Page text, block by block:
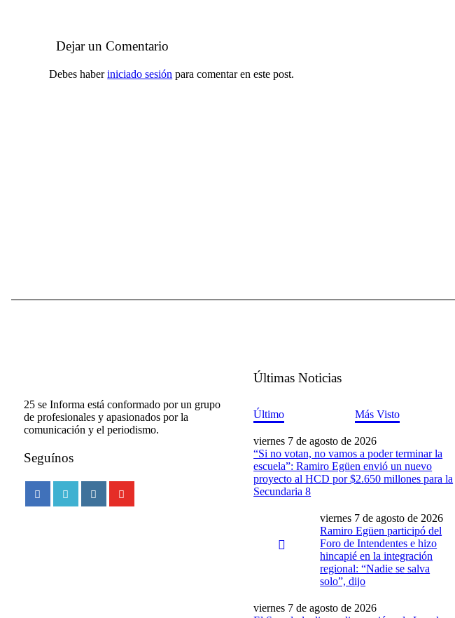
Dejar un Comentario
Debes haberiniciado sesión para comentar en este post.
25 se Informa está conformado por un grupo
de profesionales y apasionados por la
comunicación y el periodismo.
Seguínos
Últimas Noticias
Último Más Visto
viernes 7 de agosto de 2026
“Si no votan, no vamos a poder terminar la
escuela”: Ramiro Egüen envió un nuevo
proyecto al HCD por $2.650 millones para la
Secundaria 8
viernes 7 de agosto de 2026
Ramiro Egüen participó del
Foro de Intendentes e hizo
hincapié en la integración
regional: “Nadie se salva
solo”, dijo
viernes 7 de agosto de 2026